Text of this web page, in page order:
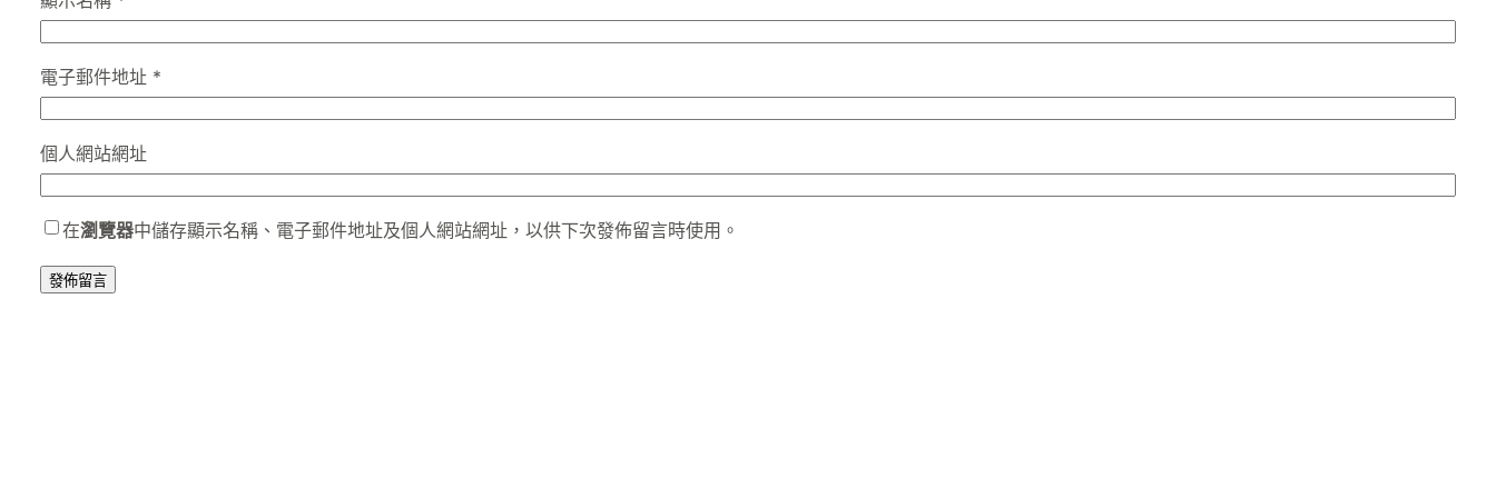
電子郵件地址 *
個人網站網址
在瀏覽器中儲存顯示名稱、電子郵件地址及個人網站網址，以供下次發佈留言時使用。